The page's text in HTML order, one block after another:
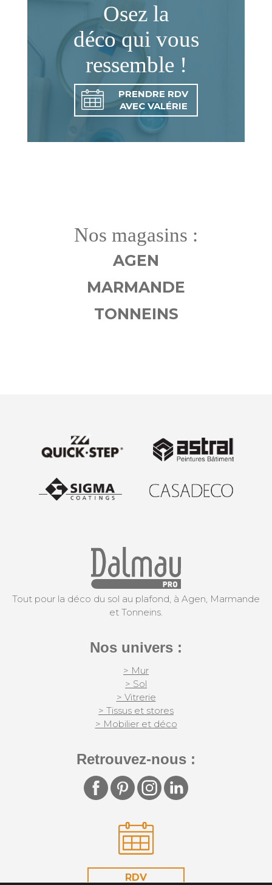
Osez la
déco qui vous
ressemble !
PRENDRE RDV
AVEC VALÉRIE
Nos magasins :
AGEN
MARMANDE
TONNEINS
Tout pour la déco du sol au plafond, à Agen, Marmande
et Tonneins.
Nos univers :
> Mur
> Sol
> Vitrerie
> Tissus et stores
> Mobilier et déco
Retrouvez-nous :
RDV